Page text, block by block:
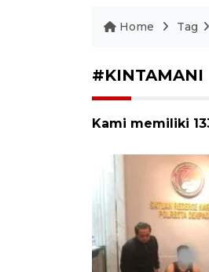
Home Tag
#KINTAMANI
Kami memiliki